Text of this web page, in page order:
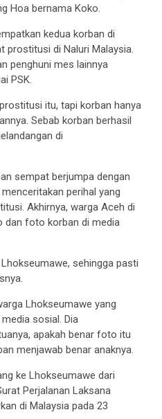
Hoa bernama Koko.
kedua korban di
prostitusi di Naluri Malaysia.
penghuni mes lainnya
PSK.
itu, tapi korban hanya
Sebab korban berhasil
di
sempat berjumpa dengan
perihal yang
Akhirnya, warga Aceh di
dan foto korban di media
sehingga pasti
Lhokseumawe yang
sosial. Dia
apakah benar foto itu
menjawab benar anaknya.
ke Lhokseumawe dari
Perjalanan Laksana
di Malaysia pada 23